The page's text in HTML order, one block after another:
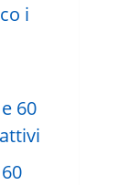
i